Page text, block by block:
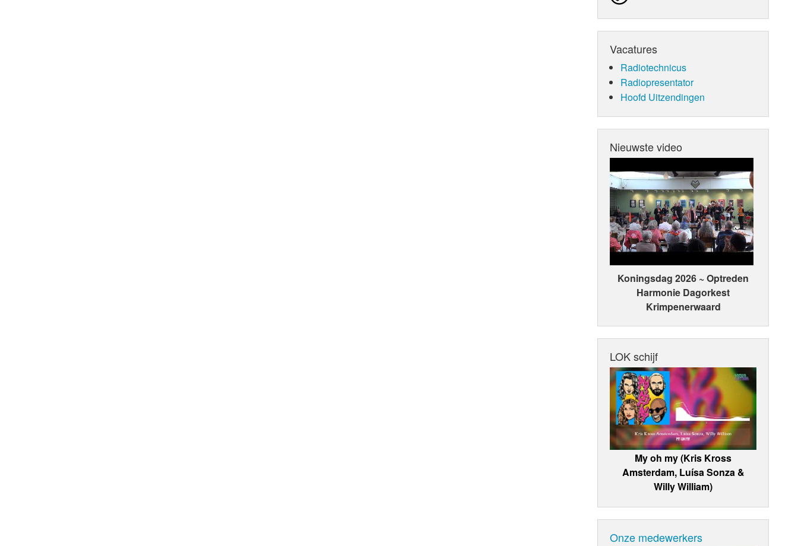
Vacatures
Radiotechnicus
Radiopresentator
Hoofd Uitzendingen
Nieuwste video
Koningsdag 2026 ~ Optreden
Harmonie Dagorkest
Krimpenerwaard
LOK schijf
My oh my (Kris Kross
Amsterdam, Luísa Sonza &
Willy William)
Onze medewerkers